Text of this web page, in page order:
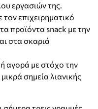
εργασιών της.
επιχειρηματικό
προϊόντα snack με την
στα σκαριά
αγορά με στόχο την
σημεία λιανικής